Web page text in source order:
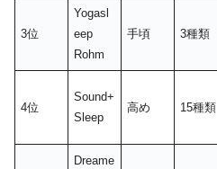
3位
Yogasl
eep
Rohm
手頃 3種類
4位
Sound+
Sleep
高め 15種類
Dreame